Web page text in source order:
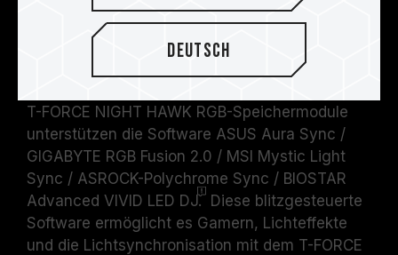
Speichermodule unterstützen
verschiedene Arten von
gesteuerter Software
T-FORCE NIGHT HAWK RGB-Speichermodule
unterstützen die Software ASUS Aura Sync /
GIGABYTE RGB Fusion 2.0 / MSI Mystic Light
Sync / ASROCK-Polychrome Sync / BIOSTAR
Advanced VIVID LED DJ.Diese blitzgesteuerte
Software ermöglicht es Gamern, Lichteffekte
und die Lichtsynchronisation mit dem T-FORCE
Deutsch